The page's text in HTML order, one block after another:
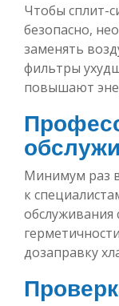
Чтобы сплит-
безопасно,
заменять
фильтры
повышают
Минимум раз
к
обслуживания
дозаправку